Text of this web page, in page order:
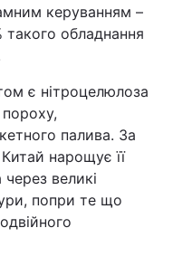
керуванням –
обладнання
є нітроцелюлоза
палива. За
нарощує її
великі
попри те що